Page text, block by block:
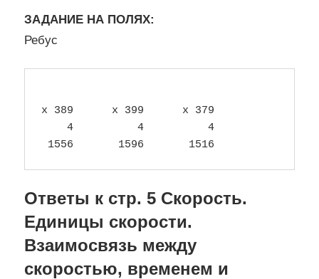
ЗАДАНИЕ НА ПОЛЯХ:
Ребус
х 389      х 399      х 379
    4          4          4
Ответы к стр. 5 Скорость.
Единицы скорости.
Взаимосвязь между
скоростью, временем и